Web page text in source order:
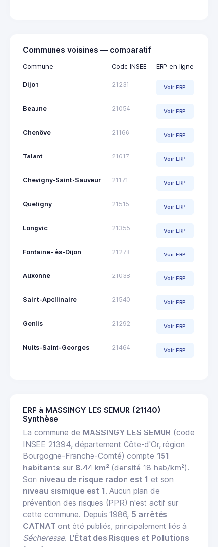
Communes voisines — comparatif
Commune Code INSEE ERP en ligne
Dijon 21231 Voir ERP
Beaune 21054 Voir ERP
Chenôve 21166 Voir ERP
Talant 21617 Voir ERP
Chevigny-Saint-Sauveur 21171 Voir ERP
Quetigny 21515 Voir ERP
Longvic 21355 Voir ERP
Fontaine-lès-Dijon 21278 Voir ERP
Auxonne 21038 Voir ERP
Saint-Apollinaire 21540 Voir ERP
Genlis 21292 Voir ERP
Nuits-Saint-Georges 21464 Voir ERP
ERP à MASSINGY LES SEMUR (21140) —
Synthèse
La commune de MASSINGY LES SEMUR (code
INSEE 21394, département Côte-d'Or, région
Bourgogne-Franche-Comté) compte 151
habitants sur 8.44 km² (densité 18 hab/km²).
Son niveau de risque radon est 1 et son
niveau sismique est 1. Aucun plan de
prévention des risques (PPR) n'est actif sur
cette commune. Depuis 1986, 5 arrêtés
CATNAT ont été publiés, principalement liés à
Sécheresse. L'État des Risques et Pollutions